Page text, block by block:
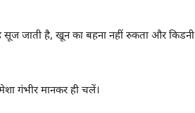
जाती है, खून का बहना नहीं रुकता और किडनी
गंभीर मानकर ही चलें।